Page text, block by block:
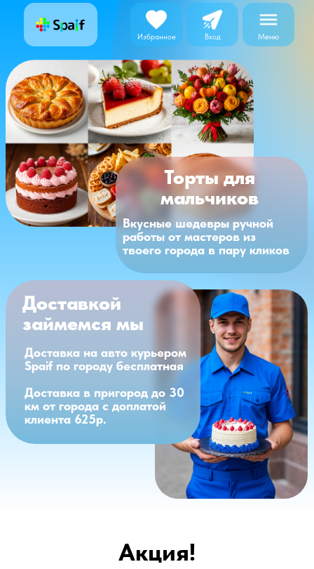
Меню
Вход
Избранное
Торты для
мальчиков
Доставкой
займемся мы
Вкусные шедевры ручной
работы от мастеров из
твоего города в пару кликов
Доставка на авто курьером
Spaif по городу бесплатная
Доставка в пригород до 30
клиента 625р.
100%
Кэшбэк
при первой покупке
Акция!